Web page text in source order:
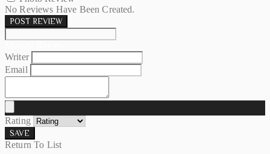
No Reviews Have Been Created.
POST REVIEW
Writer
Email
Rating
SAVE
Return To List